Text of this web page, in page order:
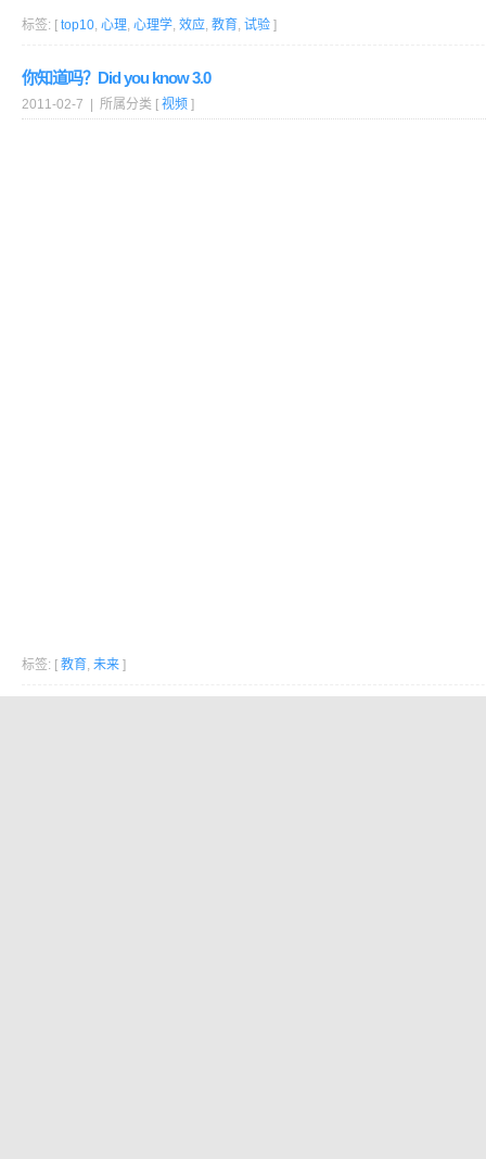
标签: [ top10, 心理, 心理学, 效应, 教育, 试验 ]
你知道吗？Did you know 3.0
2011-02-7 | 所属分类 [ 视频 ]
标签: [ 教育, 未来 ]